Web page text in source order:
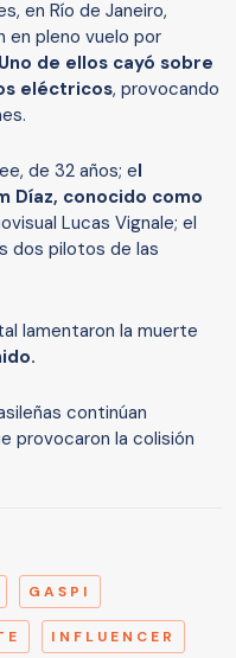
en Río de Janeiro,
en pleno vuelo por
Uno de ellos cayó sobre
eléctricos, provocando
de 32 años; el
Díaz, conocido como
Lucas Vignale; el
dos pilotos de las
lamentaron la muerte
continúan
provocaron la colisión
GASPI
INFLUENCER